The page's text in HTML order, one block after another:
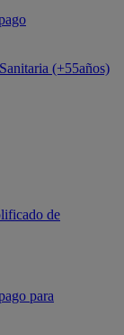
(+55años)
de
para